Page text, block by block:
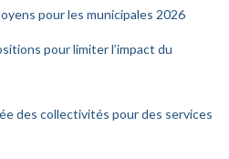
pour les municipales 2026
pour limiter l’impact du
des collectivités pour des services